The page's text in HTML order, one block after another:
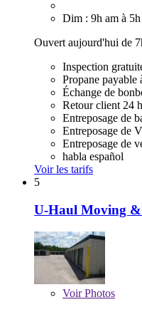
Dim : 9h am à
Ouvert aujourd'hui de
Inspection
Propane payable
Échange de
Retour client 24
Entreposage de
Entreposage de
Entreposage de
habla español
Voir les tarifs
5
U-Haul Moving &
VoirPhotos